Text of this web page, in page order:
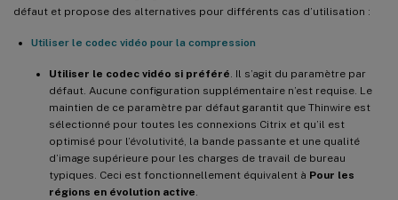
défaut et propose des alternatives pour différents cas d’utilisation :
Utiliser le codec vidéo pour la compression
Utiliser le codec vidéo si préféré . Il s’agit du paramètre par
défaut. Aucune configuration supplémentaire n’est requise. Le
maintien de ce paramètre par défaut garantit que Thinwire est
sélectionné pour toutes les connexions Citrix et qu’il est
optimisé pour l’évolutivité, la bande passante et une qualité
d’image supérieure pour les charges de travail de bureau
typiques. Ceci est fonctionnellement équivalent à Pour les
régions en évolution active